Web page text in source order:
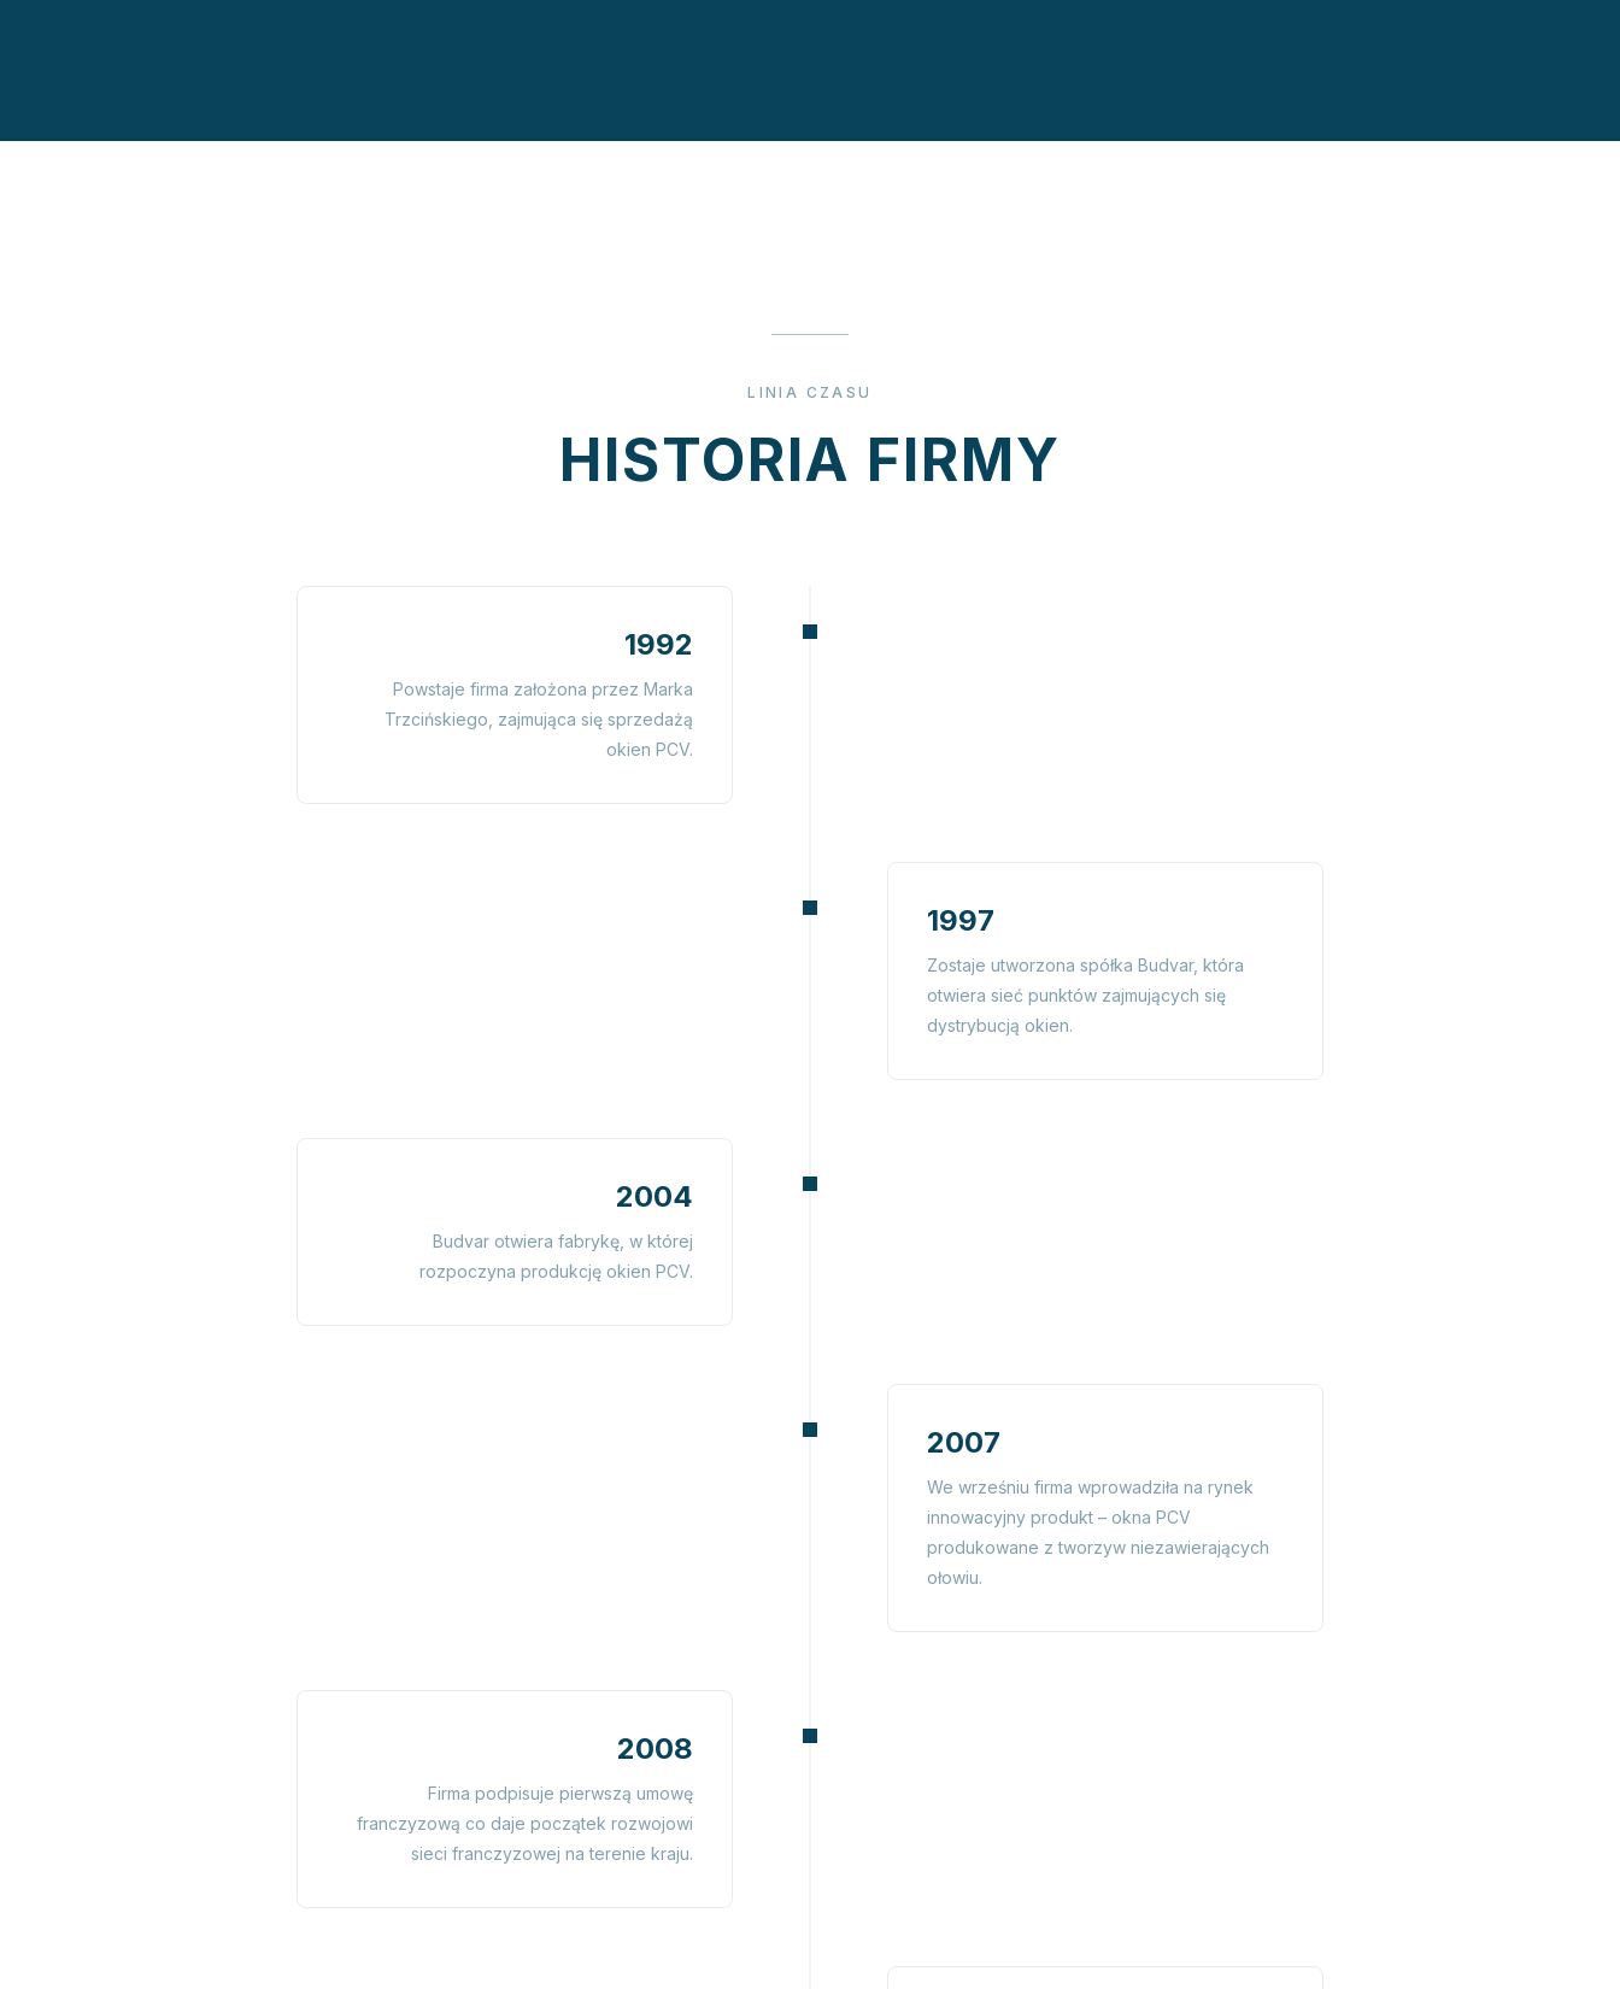
LINIA CZASU
HISTORIA FIRMY
1992
Powstaje firma założona przez Marka
Trzcińskiego, zajmująca się sprzedażą
okien PCV.
1997
Zostaje utworzona spółka Budvar, która
otwiera sieć punktów zajmujących się
dystrybucją okien.
2004
Budvar otwiera fabrykę, w której
rozpoczyna produkcję okien PCV.
2007
We wrześniu firma wprowadziła na rynek
innowacyjny produkt – okna PCV
produkowane z tworzyw niezawierających
ołowiu.
2008
Firma podpisuje pierwszą umowę
franczyzową co daje początek rozwojowi
sieci franczyzowej na terenie kraju.